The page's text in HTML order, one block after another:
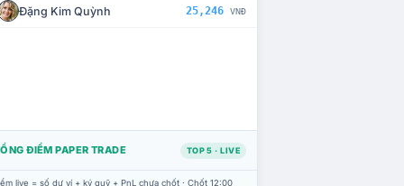
Đặng Kim Quỳnh 25,246 VNĐ
ĐIỂM PAPER TRADE TOP 5 · LIVE
live = số dư ví + ký quỹ + PnL chưa chốt · Chốt 12:00